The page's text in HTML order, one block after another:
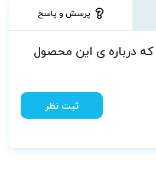
پرسش و پاسخ
که درباره ی این محصول
ثبت نظر